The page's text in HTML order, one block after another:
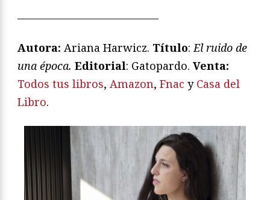
—————————————
Autora: Ariana Harwicz. Título:El ruido de
una época. Editorial: Gatopardo. Venta:
Todos tus libros, Amazon, Fnac y Casa del
Libro.